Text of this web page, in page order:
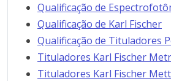
Qualificação de
Qualificação de Karl Fischer
Qualificação de Tituladores
Tituladores Karl Fischer
Tituladores Karl Fischer